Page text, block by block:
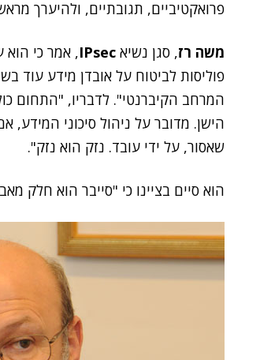
פרואקטיביים, תגובתיים, ולהיערך
משה רז, סגן נשיא IPsec, אמר כי
המרחב הקיברנטי". לדבריו, "התחום
הישן. מדובר על ניהול סיכוני
שאסור, על ידי עובד. נזק הוא נזק".
הוא סיים בציינו כי "סייבר הוא חלק